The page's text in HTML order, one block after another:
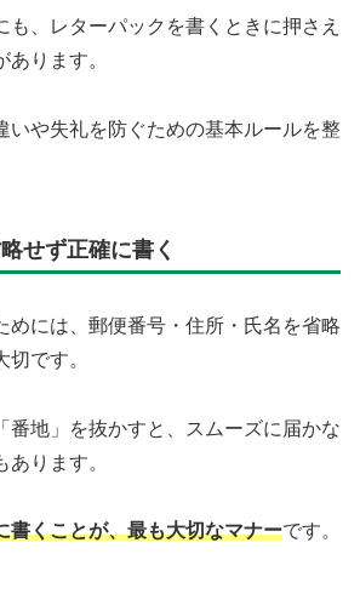
も、レターパックを書くときに押さえ
ります。
いや失礼を防ぐための基本ルールを整
せず正確に書く
めには、郵便番号・住所・氏名を省略
です。
番地」を抜かすと、スムーズに届かな
ります。
書くことが、最も大切なマナーです。